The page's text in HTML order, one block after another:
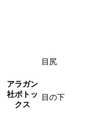
アラガン
社ボトッ
クス
目尻
目の下